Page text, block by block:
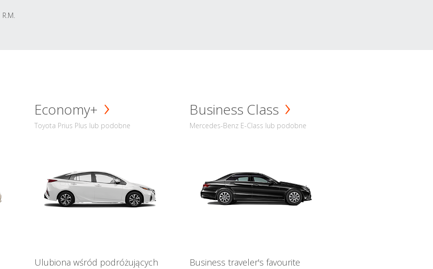
R.M.
Economy+
Toyota Prius Plus lub podobne
Ulubiona wśród podróżujących
Business Class
Mercedes-Benz E-Class lub podobne
Business traveler's favourite